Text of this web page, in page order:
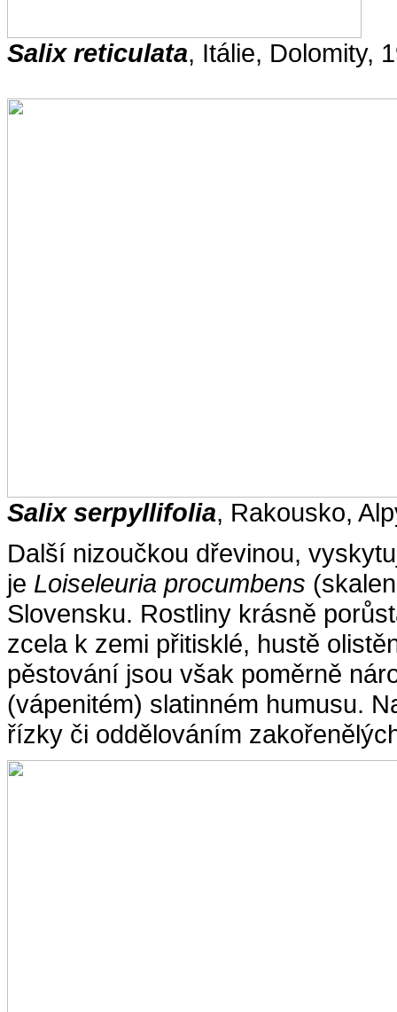
Salix reticulata, Itálie, Dolomity,
Salix serpyllifolia, Rakousko,
Další nizoučkou dřevinou,
je Loiseleuria procumbens
Slovensku. Rostliny krásně
zcela k zemi přitisklé, hustě
pěstování jsou však poměrně
(vápenitém) slatinném humusu.
řízky či oddělováním